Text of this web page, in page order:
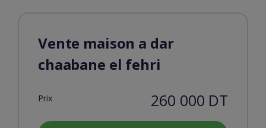
Vente maison a dar
chaabane el fehri
Prix 260 000 DT